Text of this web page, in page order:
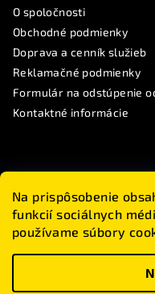
Na prispôsobenie
funkcií sociálnych
používame súbory
O spoločnosti
Obchodné podmienky
Doprava a cenník služieb
Reklamačné podmienky
Formulár na odstúpenie
Kontaktné informácie
Touranbike
#touranbike
www.touranbike.sk